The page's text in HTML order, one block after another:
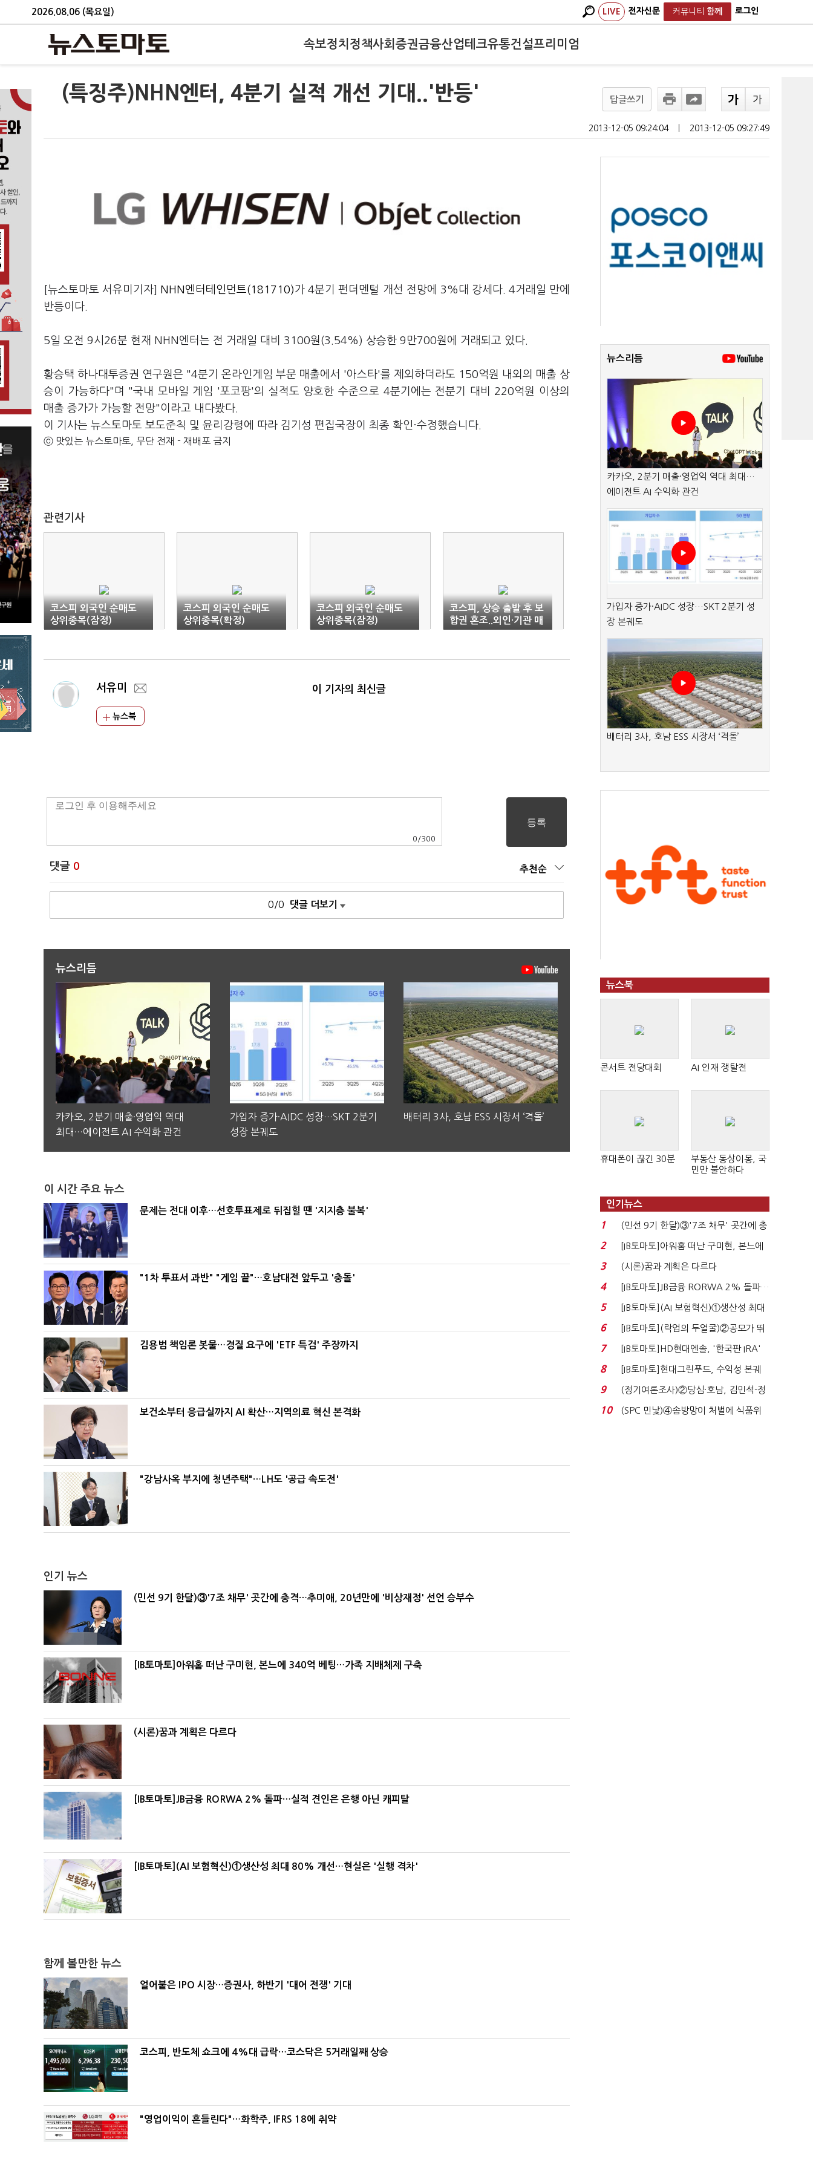
2026.08.06 (목요일) LIVE 전자신문 커뮤니티 함께 로그인
속보정치 정책사회 증권금융산업테크유통건설프리미엄
(특징주)NHN엔터, 4분기 실적 개선 기대..'반등' 답글쓰기
2013-12-05 09:24:04 2013-12-05 09:27:49
[뉴스토마토 서유미기자] NHN엔터테인먼트(181710)가 4분기 펀더멘털 개선 전망에 3%대 강세다. 4거래일 만에
반등이다.
5일 오전 9시26분 현재 NHN엔터는 전 거래일 대비 3100원(3.54%) 상승한 9만700원에 거래되고 있다.
황승택 하나대투증권 연구원은 "4분기 온라인게임 부문 매출에서 '아스타'를 제외하더라도 150억원 내외의 매출 상
승이 가능하다"며 "국내 모바일 게임 '포코팡'의 실적도 양호한 수준으로 4분기에는 전분기 대비 220억원 이상의
매출 증가가 가능할 전망"이라고 내다봤다.
이 기사는 뉴스토마토 보도준칙 및 윤리강령에 따라 김기성 편집국장이 최종 확인·수정했습니다.
ⓒ 맛있는 뉴스토마토, 무단 전재 - 재배포 금지
관련기사
코스피 외국인 순매도
상위종목(잠정)
코스피 외국인 순매도
상위종목(확정)
코스피 외국인 순매도
상위종목(잠정)
코스피, 상승 출발 후 보
합권 혼조..외인·기관 매
도(9:22)
서유미
뉴스북
이 기자의 최신글
0 /300
댓글 0 추천순
0/0 댓글 더보기
뉴스리듬
카카오, 2분기 매출·영업익 역대
최대…에이전트 AI 수익화 관건
가입자 증가·AIDC 성장…SKT 2분기
성장 본궤도
배터리 3사, 호남 ESS 시장서 ‘격돌’
이 시간 주요 뉴스
문제는 전대 이후…선호투표제로 뒤집힐 땐 '지지층 불복'
"1차 투표서 과반" "게임 끝"…호남대전 앞두고 '충돌'
김용범 책임론 봇물…경질 요구에 'ETF 특검' 주장까지
보건소부터 응급실까지 AI 확산…지역의료 혁신 본격화
"강남사옥 부지에 청년주택"…LH도 '공급 속도전'
인기 뉴스
(민선 9기 한달)③'7조 채무' 곳간에 충격…추미애, 20년만에 '비상재정' 선언 승부수
[IB토마토]아워홈 떠난 구미현, 본느에 340억 베팅…가족 지배체제 구축
(시론)꿈과 계획은 다르다
[IB토마토]JB금융 RORWA 2% 돌파…실적 견인은 은행 아닌 캐피탈
[IB토마토](AI 보험혁신)①생산성 최대 80% 개선…현실은 '실행 격차'
함께 볼만한 뉴스
얼어붙은 IPO 시장…증권사, 하반기 '대어 전쟁' 기대
코스피, 반도체 쇼크에 4%대 급락…코스닥은 5거래일째 상승
"영업이익이 흔들린다"…화학주, IFRS 18에 취약
뉴스리듬
카카오, 2분기 매출·영업익 역대 최대…
에이전트 AI 수익화 관건
가입자 증가·AIDC 성장…SKT 2분기 성
장 본궤도
배터리 3사, 호남 ESS 시장서 ‘격돌’
뉴스북
콘서트 전당대회 AI 인재 쟁탈전
휴대폰이 끊긴 30분
부동산 동상이몽, 국
민만 불안하다
인기뉴스
1
(민선 9기 한달)③'7조 채무' 곳간에 충
격…추미애, 20년...
2
[IB토마토]아워홈 떠난 구미현, 본느에
340억 베팅…가...
3 (시론)꿈과 계획은 다르다
4
[IB토마토]JB금융 RORWA 2% 돌파…
실적 견인은 은행 ...
5
[IB토마토](AI 보험혁신)①생산성 최대
80% 개선…현실...
6
[IB토마토](락업의 두얼굴)②공모가 뛰
자 첫날 매도…FI ...
7
[IB토마토]HD현대엔솔, '한국판 IRA'
수혜 부상…세액공...
8
[IB토마토]현대그린푸드, 수익성 본궤
도…실적 개선에 ...
9
(정기여론조사)②당심·호남, 김민석-정
청래 '초접전'...
10
(SPC 민낯)④솜방망이 처벌에 식품위